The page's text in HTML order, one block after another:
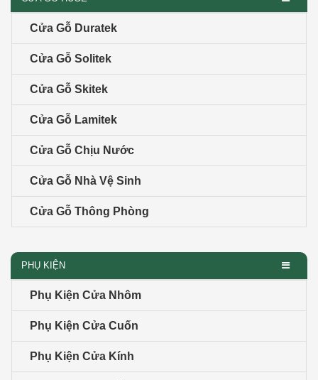
Cửa Gỗ Duratek
Cửa Gỗ Solitek
Cửa Gỗ Skitek
Cửa Gỗ Lamitek
Cửa Gỗ Chịu Nước
Cửa Gỗ Nhà Vệ Sinh
Cửa Gỗ Thông Phòng
PHỤ KIỆN
Phụ Kiện Cửa Nhôm
Phụ Kiện Cửa Cuốn
Phụ Kiện Cửa Kính